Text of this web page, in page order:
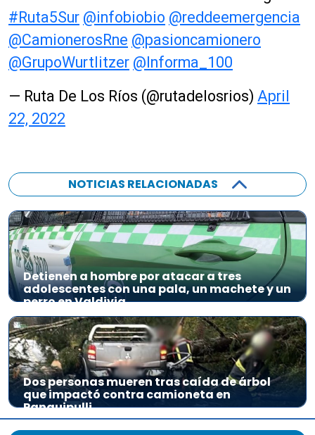
#Ruta5Sur @infobiobio @reddeemergencia
@CamionerosRne @pasioncamionero
@GrupoWurtlitzer @Informa_100
— Ruta De Los Ríos (@rutadelosrios) April
22, 2022
NOTICIAS RELACIONADAS
Detienen a hombre por atacar a tres
adolescentes con una pala, un machete y un
perro en Valdivia
Dos personas mueren tras caída de árbol
que impactó contra camioneta en
Panguipulli